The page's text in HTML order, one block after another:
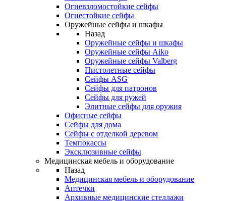
Огневзломостойкие сейфы
Огнестойкие сейфы
Оружейные сейфы и шкафы
Назад
Оружейные сейфы и шкафы
Оружейные сейфы Aiko
Оружейные сейфы Valberg
Пистолетные сейфы
Сейфы ASG
Сейфы для патронов
Сейфы для ружей
Элитные сейфы для оружия
Офисные сейфы
Сейфы для дома
Сейфы с отделкой деревом
Темпокассы
Эксклюзивные сейфы
Медицинская мебель и оборудование
Назад
Медицинская мебель и оборудование
Аптечки
Архивные медицинские стеллажи